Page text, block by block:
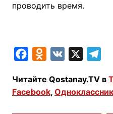
проводить время.
c
e
n
o
l
e
Читайте Qostanay.TV в
Facebook,